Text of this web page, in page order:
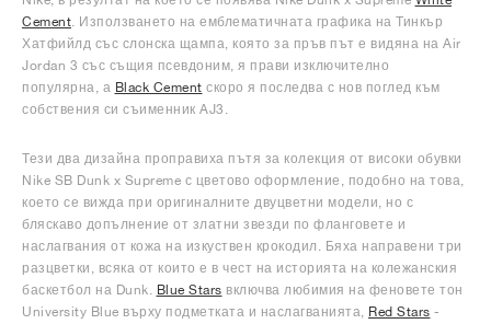
Cement. Използването на емблематичната графика на Тинкър
Хатфийлд със слонска щампа, която за пръв път е видяна на Air
Jordan 3 със същия псевдоним, я прави изключително
популярна, а Black Cement скоро я последва с нов поглед към
собствения си съименник AJ3.
Тези два дизайна проправиха пътя за колекция от високи обувки
Nike SB Dunk x Supreme с цветово оформление, подобно на това,
което се вижда при оригиналните двуцветни модели, но с
бляскаво допълнение от златни звезди по фланговете и
наслагвания от кожа на изкуствен крокодил. Бяха направени три
разцветки, всяка от които е в чест на историята на колежанския
баскетбол на Dunk. Blue Stars включва любимия на феновете тон
University Blue върху подметката и наслагванията, Red Stars -